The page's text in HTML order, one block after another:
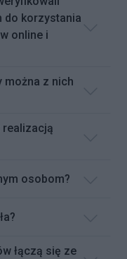
do korzystania
online i
można z nich
realizacją
osobom?
łączą się ze